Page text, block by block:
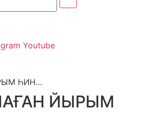
Youtube
ҺИН…
ЙЫРЫМ